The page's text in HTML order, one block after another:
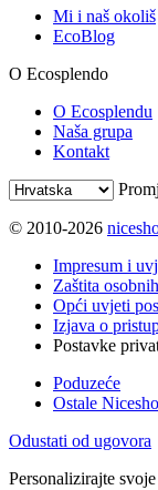
Mi i naš okoliš
EcoBlog
O Ecosplendo
O Ecosplendu
Naša grupa
Kontakt
© 2010-2026
Impresum i
Zaštita
Opći uvjeti
Izjava o
Postavke
Poduzeće
Ostale
Odustati od ugovora
Personalizirajte